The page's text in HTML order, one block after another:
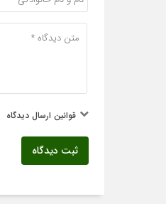
قوانین ارسال دیدگاه
ثبت دیدگاه